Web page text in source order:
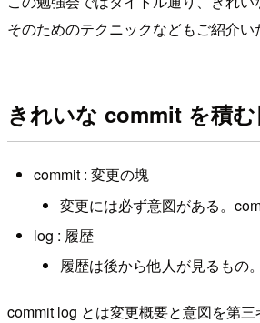
そのためのテクニックなどもご紹介い
きれいな commit を積む
commit : 変更の塊
変更には必ず意図がある。
log : 履歴
履歴は後から他人が見るもの
commit log とは変更概要と意図を第三